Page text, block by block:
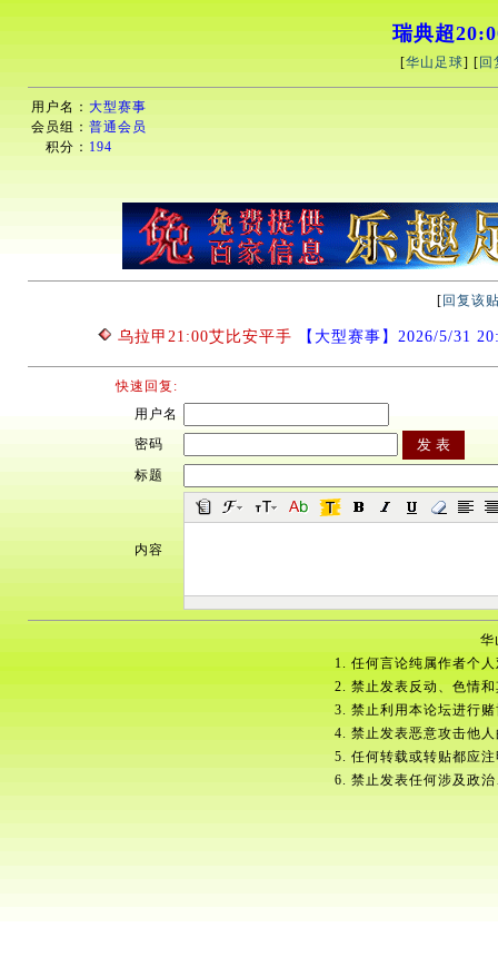
瑞典超
[华山足球] [ 回
用户名： 大型赛事
会员组： 普通会员
积分： 194
[ 回复该
乌拉甲21:00艾比安平手 【大型赛事】2026/5/31
快速回复:
用户名
密码
标题
内容
华
1. 任何言论纯属作者个
2. 禁止发表反动、色情
3. 禁止利用本论坛进行
4. 禁止发表恶意攻击他
5. 任何转载或转贴都应
6. 禁止发表任何涉及政